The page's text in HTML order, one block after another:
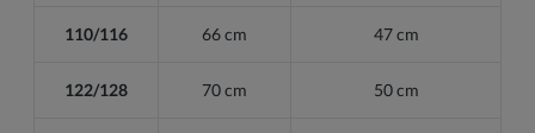
110/116 66 cm 47 cm
122/128 70 cm 50 cm